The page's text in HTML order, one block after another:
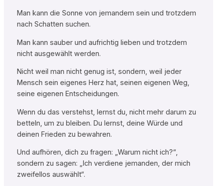
Man kann die Sonne von jemandem sein und trotzdem
nach Schatten suchen.
Man kann sauber und aufrichtig lieben und trotzdem
nicht ausgewählt werden.
Nicht weil man nicht genug ist, sondern, weil jeder
Mensch sein eigenes Herz hat, seinen eigenen Weg,
seine eigenen Entscheidungen.
Wenn du das verstehst, lernst du, nicht mehr darum zu
betteln, um zu bleiben. Du lernst, deine Würde und
deinen Frieden zu bewahren.
Und aufhören, dich zu fragen: „Warum nicht ich?“,
sondern zu sagen: „Ich verdiene jemanden, der mich
zweifellos auswählt“.